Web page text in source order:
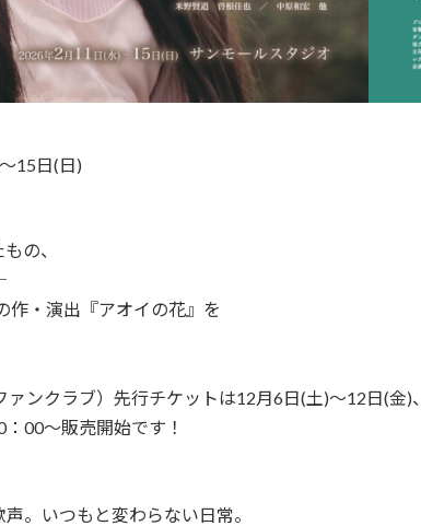
15日(日)
の、
作・演出『アオイの花』を
ァンクラブ）先行チケットは12月6日(土)～12日(金)、
00～販売開始です！
。いつもと変わらない日常。